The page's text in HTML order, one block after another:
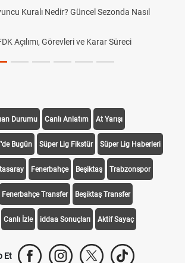
Güncel Sezonda Nasıl
ve Karar Süreci
Deplasman
Durumu Canlı Anlatım At Yarışı
Bugün Süper Lig Fikstür Süper Lig Haberleri
Fenerbahçe Beşiktaş Trabzonspor
Fenerbahçe Transfer Beşiktaş Transfer
Canlı İzle iddaa Sonuçları Aktif Sayaç